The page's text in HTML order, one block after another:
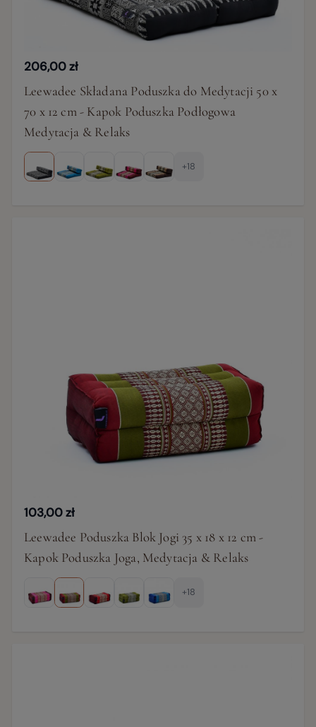
206,00 zł
Leewadee Składana Poduszka do Medytacji 50 x
70 x 12 cm - Kapok Poduszka Podłogowa
Medytacja & Relaks
+18
103,00 zł
Leewadee Poduszka Blok Jogi 35 x 18 x 12 cm -
Kapok Poduszka Joga, Medytacja & Relaks
+18